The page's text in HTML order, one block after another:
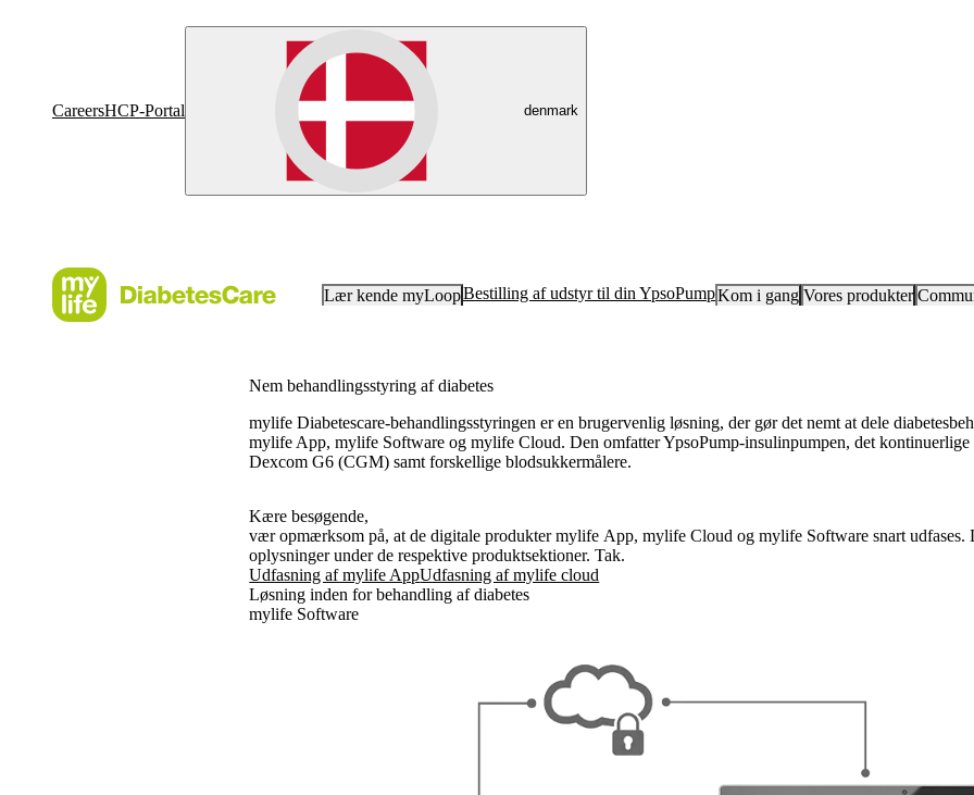
CareersHCP-Portal denmark
Lær kende myLoopBestilling af udstyr til din YpsoPumpKom i gang Vores produkter
Nem behandlingsstyring af diabetes
mylife Diabetescare-behandlingsstyringen er en brugervenlig løsning, der gør det nemt at dele
mylife App, mylife Software og mylife Cloud. Den omfatter YpsoPump-insulinpumpen, det kontinuerlige
Dexcom G6 (CGM) samt forskellige blodsukkermålere.
Kære besøgende,
vær opmærksom på, at de digitale produkter mylife App, mylife Cloud og mylife Software snart
oplysninger under de respektive produktsektioner. Tak.
Udfasning af mylife AppUdfasning af mylife cloud
Løsning inden for behandling af diabetes
mylife Software